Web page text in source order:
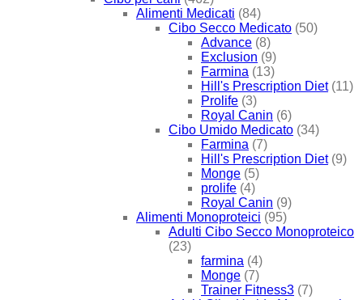
Alimenti Medicati (84)
Cibo Secco Medicato (50)
Advance (8)
Exclusion (9)
Farmina (13)
Hill's Prescription Diet (11)
Prolife (3)
Royal Canin (6)
Cibo Umido Medicato (34)
Farmina (7)
Hill's Prescription Diet (9)
Monge (5)
prolife (4)
Royal Canin (9)
Alimenti Monoproteici (95)
Adulti Cibo Secco Monoproteico
(23)
farmina (4)
Monge (7)
Trainer Fitness3 (7)